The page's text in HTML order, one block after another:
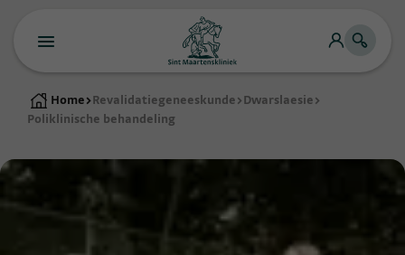
Home > Revalidatiegeneeskunde > Dwarslaesie >
Poliklinische behandeling